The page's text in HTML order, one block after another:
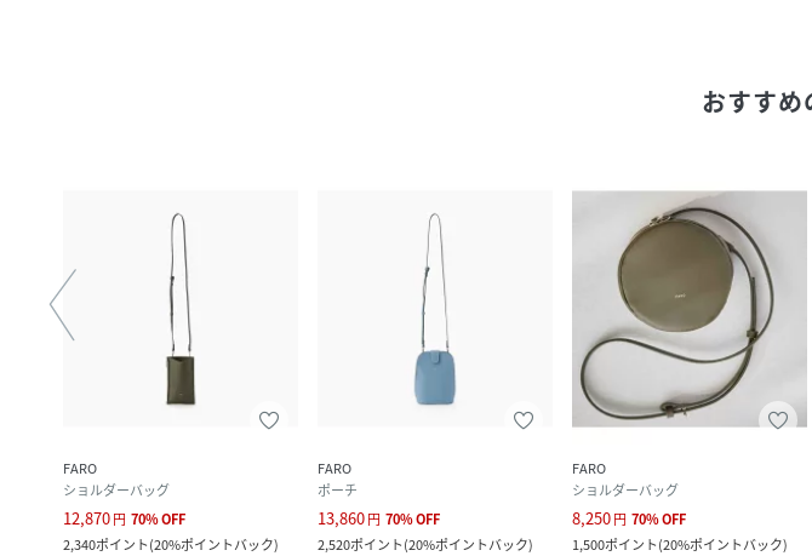
おすすめ
FARO
ショルダーバッグ
12,870円 70%OFF
2,340ポイント(20%ポイントバック)
FARO
ポーチ
13,860円 70%OFF
2,520ポイント(20%ポイントバック)
FARO
ショルダーバッグ
8,250円 70%OFF
1,500ポイント(20%ポイントバック)